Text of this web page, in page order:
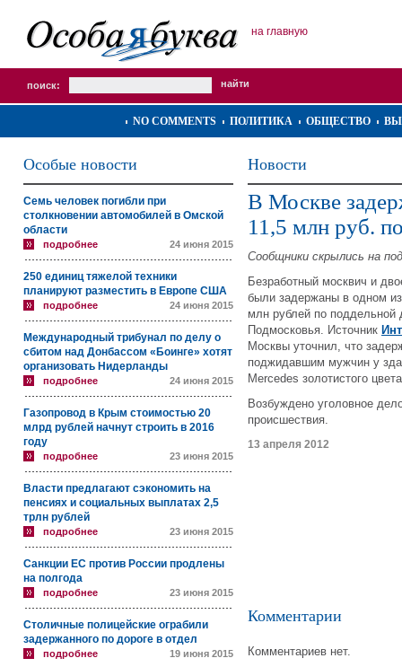
на главную
поиск:
NO COMMENTS ПОЛИТИКА ОБЩЕСТВО
Особые новости
Семь человек погибли при
столкновении автомобилей в Омской
области
подробнее 24 июня 2015
250 единиц тяжелой техники
планируют разместить в Европе США
подробнее 24 июня 2015
Международный трибунал по делу о
сбитом над Донбассом «Боинге» хотят
организовать Нидерланды
подробнее 24 июня 2015
Газопровод в Крым стоимостью 20
млрд рублей начнут строить в 2016
году
подробнее 23 июня 2015
Власти предлагают сэкономить на
пенсиях и социальных выплатах 2,5
трлн рублей
подробнее 23 июня 2015
Санкции ЕС против России продлены
на полгода
подробнее 23 июня 2015
Столичные полицейские ограбили
задержанного по дороге в отдел
подробнее 19 июня 2015
Новости
В Москве
11,5 млн руб.
Сообщники скрылись на
Безработный москвич и
были задержаны в одном
млн рублей по поддельной
Подмосковья. Источник
Москвы уточнил, что
поджидавшим мужчин у
Mercedes золотистого
Возбуждено уголовное
происшествия.
13 апреля 2012
Комментарии
Комментариев нет.